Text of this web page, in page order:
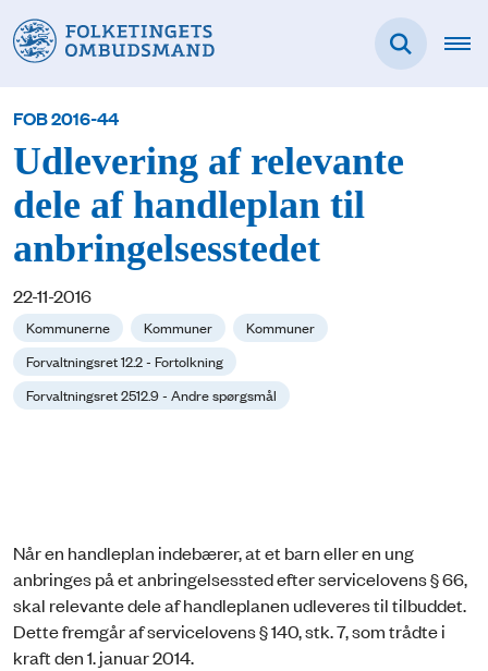
FOB 2016-44
Udlevering af relevante
dele af handleplan til
anbringelsesstedet
22-11-2016
Kommunerne Kommuner
Kommuner
Forvaltningsret 12.2 - Fortolkning
Forvaltningsret 2512.9 - Andre spørgsmål
Når en handleplan indebærer, at et barn eller en ung
anbringes på et anbringelsessted efter servicelovens § 66,
skal relevante dele af handleplanen udleveres til tilbuddet.
Dette fremgår af servicelovens § 140, stk. 7, som trådte i
kraft den 1. januar 2014.